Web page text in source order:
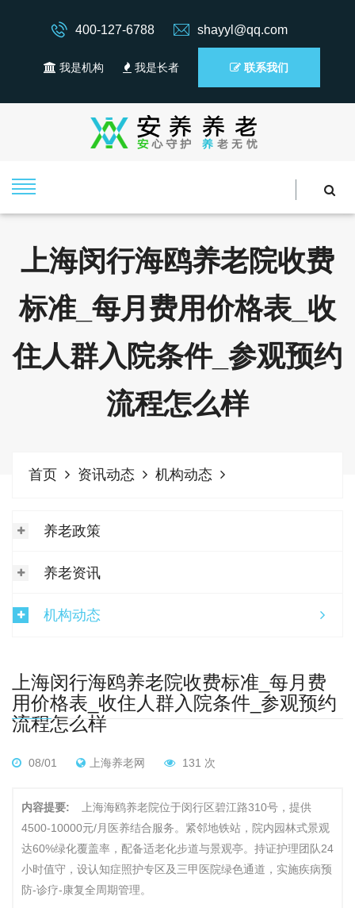
400-127-6788 shayyl@qq.com
我是机构 我是长者 联系我们
上海闵行海鸥养老院收费
标准_每月费用价格表_收
住人群入院条件_参观预约
流程怎么样
首页 资讯动态 机构动态
养老政策
养老资讯
机构动态
上海闵行海鸥养老院收费标准_每月费
用价格表_收住人群入院条件_参观预约
流程怎么样
08/01 上海养老网 131 次
内容提要:
上海海鸥养老院位于闵行区碧江路310号，提供
4500-10000元/月医养结合服务。紧邻地铁站，院内园林式景观
达60%绿化覆盖率，配备适老化步道与景观亭。持证护理团队24
小时值守，设认知症照护专区及三甲医院绿色通道，实施疾病预
防-诊疗-康复全周期管理。